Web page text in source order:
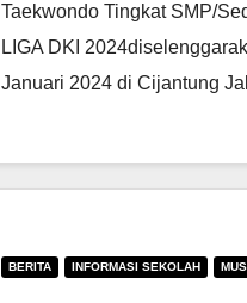
Taekwondo Tingkat SMP/
LIGA DKI
Januari 2024 di Cijantung
BERITA INFORMASI SEKOLAH